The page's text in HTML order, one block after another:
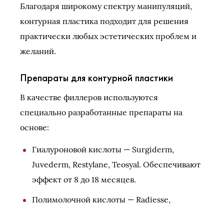
Благодаря широкому спектру манипуляций,
контурная пластика подходит для решения
практически любых эстетических проблем и
желаний.
Препараты для контурной пластики
В качестве филлеров используются
специально разработанные препараты на
основе:
Гиалуроновой кислоты — Surgiderm,
Juvederm, Restylane, Teosyal. Обеспечивают
эффект от 8 до 18 месяцев.
Полимолочной кислоты — Radiesse,